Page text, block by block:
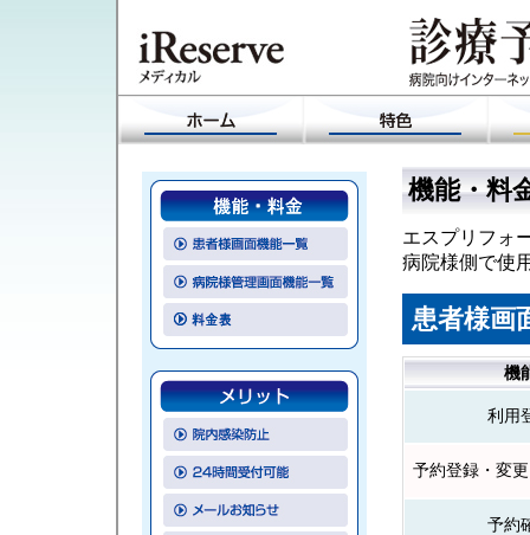
機能・料
エスプリフォ
病院様側で使
患者様画
機
利用
予約登録・変
予約